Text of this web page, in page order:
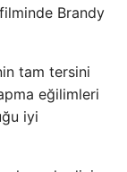
Brandy
tam tersini
eğilimleri
iyi